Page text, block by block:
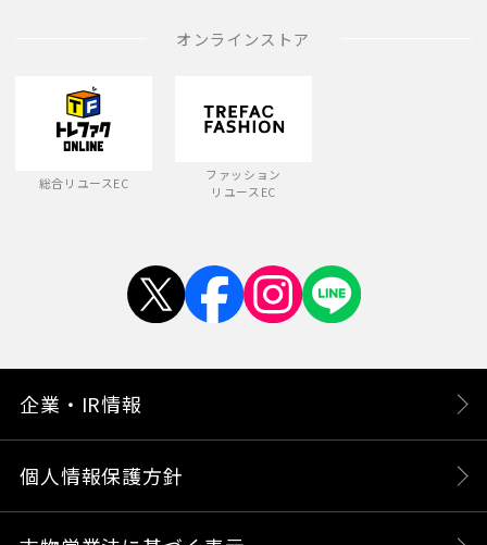
オンラインストア
総合リユースEC
ファッション
リユースEC
企業・IR情報
個人情報保護方針